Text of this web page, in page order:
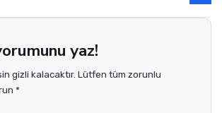
yaz!
gizli kalacaktır. Lütfen tüm zorunlu
*